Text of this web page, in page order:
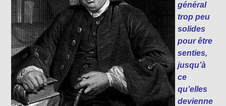
général
trop peu
solides
pour être
senties,
jusqu’à
ce
qu’elles
devienne